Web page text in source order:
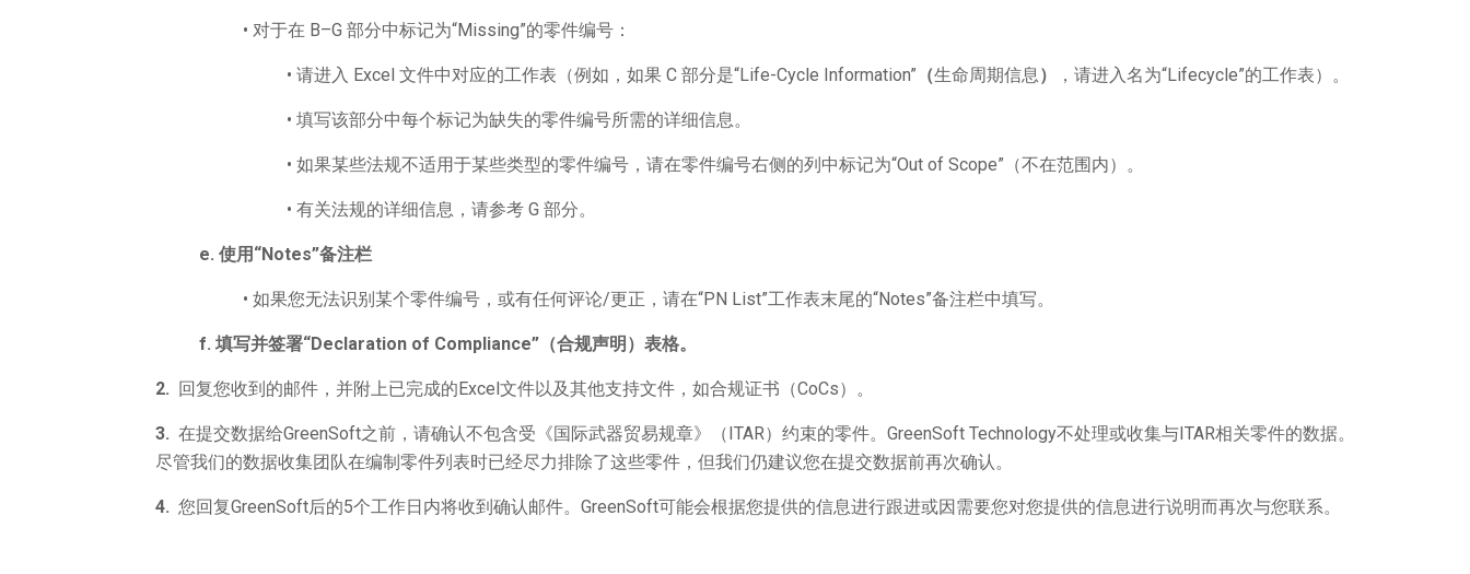
• 对于在 B–G 部分中标记为“Missing”的零件编号：
• 请进入 Excel 文件中对应的工作表（例如，如果 C 部分是“Life-Cycle Information” （生命周期信息） ，请进入名为“Lifecycle”的工作表）。
• 填写该部分中每个标记为缺失的零件编号所需的详细信息。
• 如果某些法规不适用于某些类型的零件编号，请在零件编号右侧的列中标记为“Out of Scope”（不在范围内）。
• 有关法规的详细信息，请参考 G 部分。
e. 使用“Notes”备注栏
• 如果您无法识别某个零件编号，或有任何评论/更正，请在“PN List”工作表末尾的“Notes”备注栏中填写。
f. 填写并签署“Declaration of Compliance” （合规声明）表格。
2. 回复您收到的邮件，并附上已完成的Excel文件以及其他支持文件，如合规证书（CoCs）。
3. 在提交数据给GreenSoft之前，请确认不包含受《国际武器贸易规章》（ITAR）约束的零件。GreenSoft Technology不处理或收集与ITAR相关零件的数据。
尽管我们的数据收集团队在编制零件列表时已经尽力排除了这些零件，但我们仍建议您在提交数据前再次确认。
4. 您回复GreenSoft后的5个工作日内将收到确认邮件。GreenSoft可能会根据您提供的信息进行跟进或因需要您对您提供的信息进行说明而再次与您联系。